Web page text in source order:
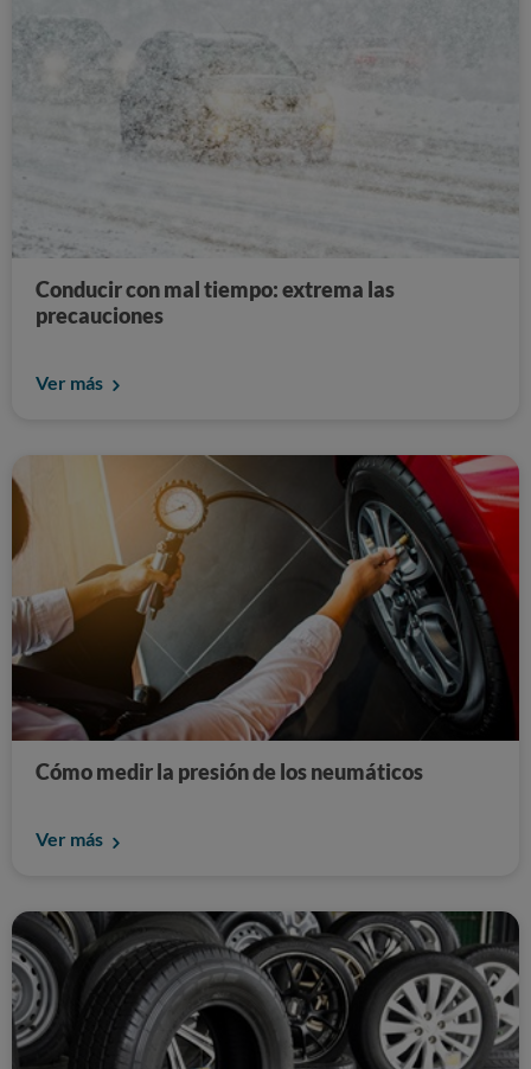
Conducir con mal tiempo: extrema las
precauciones
Ver más
Cómo medir la presión de los neumáticos
Ver más